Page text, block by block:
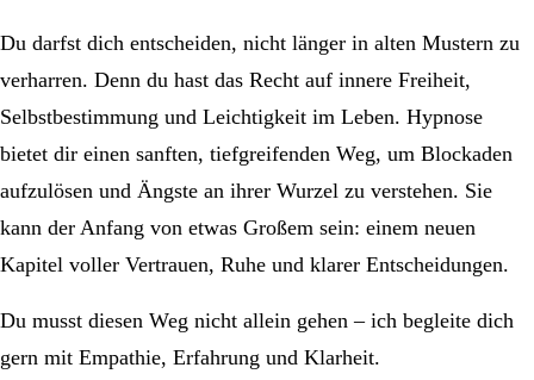
Du darfst dich entscheiden, nicht länger in alten Mustern zu
verharren. Denn du hast das Recht auf innere Freiheit,
Selbstbestimmung und Leichtigkeit im Leben. Hypnose
bietet dir einen sanften, tiefgreifenden Weg, um Blockaden
aufzulösen und Ängste an ihrer Wurzel zu verstehen. Sie
kann der Anfang von etwas Großem sein: einem neuen
Kapitel voller Vertrauen, Ruhe und klarer Entscheidungen.
Du musst diesen Weg nicht allein gehen – ich begleite dich
gern mit Empathie, Erfahrung und Klarheit.